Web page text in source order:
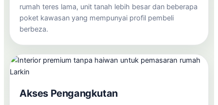
rumah teres lama, unit tanah lebih besar dan beberapa
poket kawasan yang mempunyai profil pembeli
berbeza.
Akses Pengangkutan